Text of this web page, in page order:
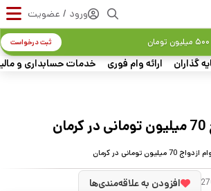
ورود / عضویت
گذاران ارائه وام فوری خدمات حسابداری و
ثبت درخواست
تومانی در کرمان
افزودن به علاقه‌مندی‌ها